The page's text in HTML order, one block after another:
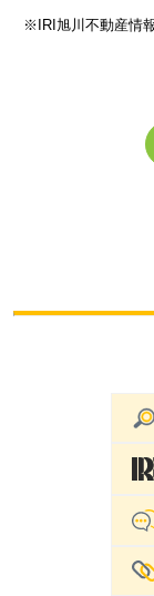
※IRI旭川不動産情